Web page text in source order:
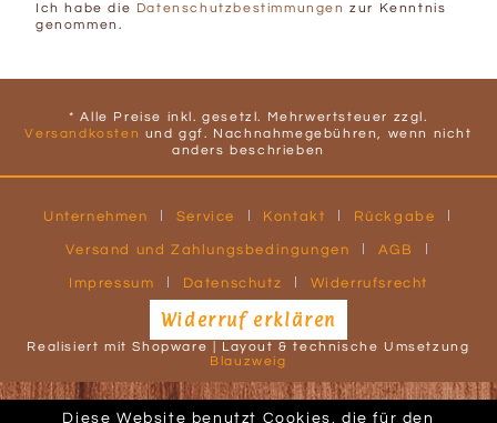
Ich habe die Datenschutzbestimmungen zur Kenntnis
genommen.
* Alle Preise inkl. gesetzl. Mehrwertsteuer zzgl.
Versandkosten und ggf. Nachnahmegebühren, wenn nicht
anders beschrieben
Unternehmen Service Kontakt Rückgabe
Versand und Zahlungsbedingungen AGB
Impressum Datenschutz Widerrufsrecht
Widerruf erklären
Realisiert mit Shopware | Layout & technische Umsetzung
Blauzweig
Diese Website benutzt Cookies, die für den